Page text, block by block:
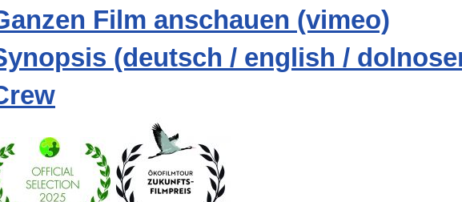
Film anschauen (vimeo)
(deutsch / english /